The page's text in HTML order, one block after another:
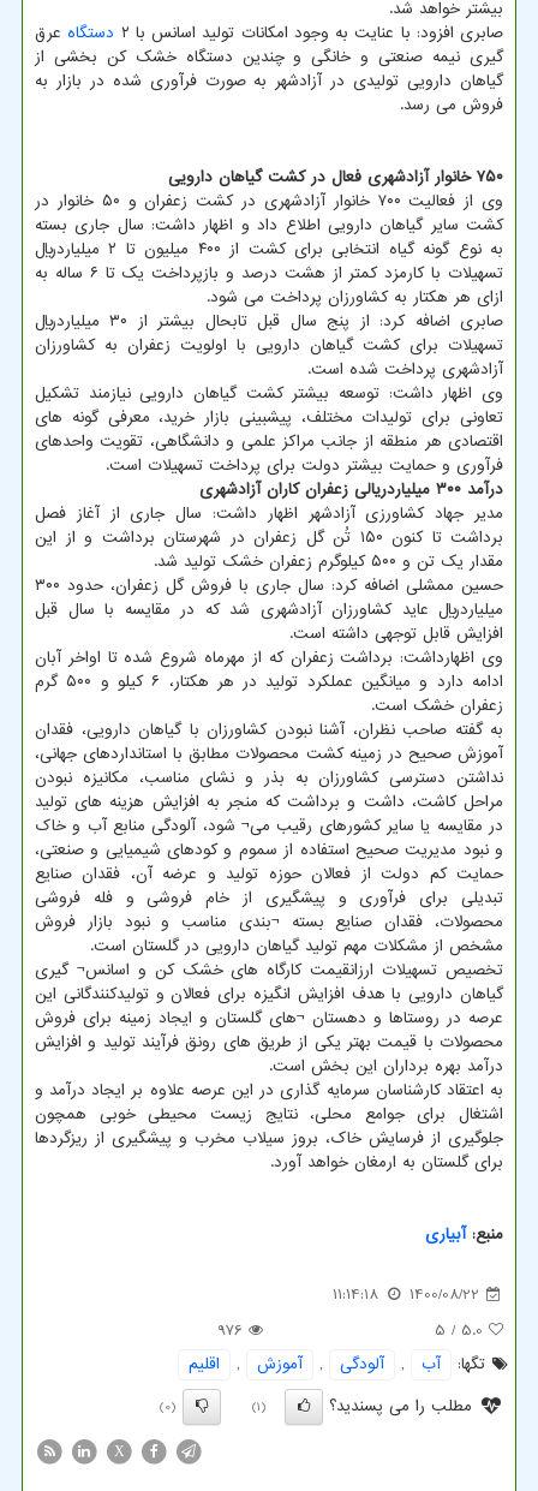
بیشتر خواهد شد.
صابری افزود: با عنایت به وجود امکانات تولید اسانس با ۲
دستگاه عرق
گیری نیمه صنعتی و خانگی و چندین دستگاه خشک کن بخشی از
گیاهان دارویی تولیدی در آزادشهر به صورت فرآوری شده در بازار به
فروش می رسد.
۷۵۰ خانوار آزادشهری فعال در کشت گیاهان دارویی
وی از فعالیت ۷۰۰ خانوار آزادشهری در کشت زعفران و ۵۰ خانوار در
کشت سایر گیاهان دارویی اطلاع داد و اظهار داشت: سال جاری بسته
به نوع گونه گیاه انتخابی برای کشت از ۴۰۰ میلیون تا ۲ میلیاردریال
تسهیلات با کارمزد کمتر از هشت درصد و بازپرداخت یک تا ۶ ساله به
ازای هر هکتار به کشاورزان پرداخت می شود.
صابری اضافه کرد: از پنج سال قبل تابحال بیشتر از ۳۰ میلیاردریال
تسهیلات برای کشت گیاهان دارویی با اولویت زعفران به کشاورزان
آزادشهری پرداخت شده است.
وی اظهار داشت: توسعه بیشتر کشت گیاهان دارویی نیازمند تشکیل
تعاونی برای تولیدات مختلف، پیشبینی بازار خرید، معرفی گونه های
اقتصادی هر منطقه از جانب مراکز علمی و دانشگاهی، تقویت واحدهای
فرآوری و حمایت بیشتر دولت برای پرداخت تسهیلات است.
درآمد ۳۰۰ میلیاردریالی زعفران کاران آزادشهری
مدیر جهاد کشاورزی آزادشهر اظهار داشت: سال جاری از آغاز فصل
برداشت تا کنون ۱۵۰ تُن گل زعفران در شهرستان برداشت و از این
مقدار یک تن و ۵۰۰ کیلوگرم زعفران خشک تولید شد.
حسین ممشلی اضافه کرد: سال جاری با فروش گل زعفران، حدود ۳۰۰
میلیاردریال عاید کشاورزان آزادشهری شد که در مقایسه با سال قبل
افزایش قابل توجهی داشته است.
وی اظهارداشت: برداشت زعفران که از مهرماه شروع شده تا اواخر آبان
ادامه دارد و میانگین عملکرد تولید در هر هکتار، ۶ کیلو و ۵۰۰ گرم
زعفران خشک است.
به گفته صاحب نظران، آشنا نبودن کشاورزان با گیاهان دارویی، فقدان
آموزش صحیح در زمینه کشت محصولات مطابق با استانداردهای جهانی،
نداشتن دسترسی کشاورزان به بذر و نشای مناسب، مکانیزه نبودن
مراحل کاشت، داشت و برداشت که منجر به افزایش هزینه های تولید
در مقایسه یا سایر کشورهای رقیب می¬ شود، آلودگی منابع آب و خاک
و نبود مدیریت صحیح استفاده از سموم و کودهای شیمیایی و صنعتی،
حمایت کم دولت از فعالان حوزه تولید و عرضه آن، فقدان صنایع
تبدیلی برای فرآوری و پیشگیری از خام فروشی و فله فروشی
محصولات، فقدان صنایع بسته ¬بندی مناسب و نبود بازار فروش
مشخص از مشکلات مهم تولید گیاهان دارویی در گلستان است.
تخصیص تسهیلات ارزانقیمت کارگاه های خشک کن و اسانس¬ گیری
گیاهان دارویی با هدف افزایش انگیزه برای فعالان و تولیدکنندگانی این
عرصه در روستاها و دهستان ¬های گلستان و ایجاد زمینه برای فروش
محصولات با قیمت بهتر یکی از طریق های رونق فرآیند تولید و افزایش
درآمد بهره برداران این بخش است.
به اعتقاد کارشناسان سرمایه گذاری در این عرصه علاوه بر ایجاد درآمد و
اشتغال برای جوامع محلی، نتایج زیست محیطی خوبی همچون
جلوگیری از فرسایش خاک، بروز سیلاب مخرب و پیشگیری از ریزگردها
برای گلستان به ارمغان خواهد آورد.
منبع:آبیاری
1400/08/22
11:14:18
5.0
/ 5
976
تگها:
آب , آلودگی , آموزش ,
اقلیم
مطلب را می پسندید؟
(1)
(0)
X